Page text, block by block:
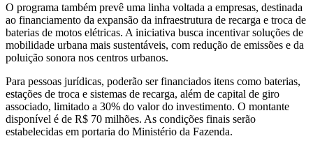
O programa também prevê uma linha voltada a empresas, destinada
ao financiamento da expansão da infraestrutura de recarga e troca de
baterias de motos elétricas. A iniciativa busca incentivar soluções de
mobilidade urbana mais sustentáveis, com redução de emissões e da
poluição sonora nos centros urbanos.
Para pessoas jurídicas, poderão ser financiados itens como baterias,
estações de troca e sistemas de recarga, além de capital de giro
associado, limitado a 30% do valor do investimento. O montante
disponível é de R$ 70 milhões. As condições finais serão
estabelecidas em portaria do Ministério da Fazenda.